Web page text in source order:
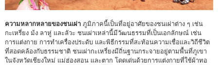
ความหลากหลายของชนเผ่า ภูมิภาคนี้เป็นที่อยู่อาศัยของชนเผ่าต่าง ๆ เช่น
กะเหรี่ยง ม้ง ลาหู่ และลัวะ ชนเผ่าเหล่านี้มีวัฒนธรรมที่เป็นเอกลักษณ์ เช่น
การแต่งกาย การทำเครื่องประดับ และพิธีกรรมที่สะท้อนความเชื่อและวิถีชีวิต
ที่สอดคล้องกับธรรมชาติ ชนเผ่ากะเหรี่ยงมีถิ่นฐานกระจายอยู่ตามพื้นที่ภูเขา
ในจังหวัดเชียงใหม่ แม่ฮ่องสอน และตาก โดดเด่นด้วยการแต่งกายที่ใช้ผ้าทอ